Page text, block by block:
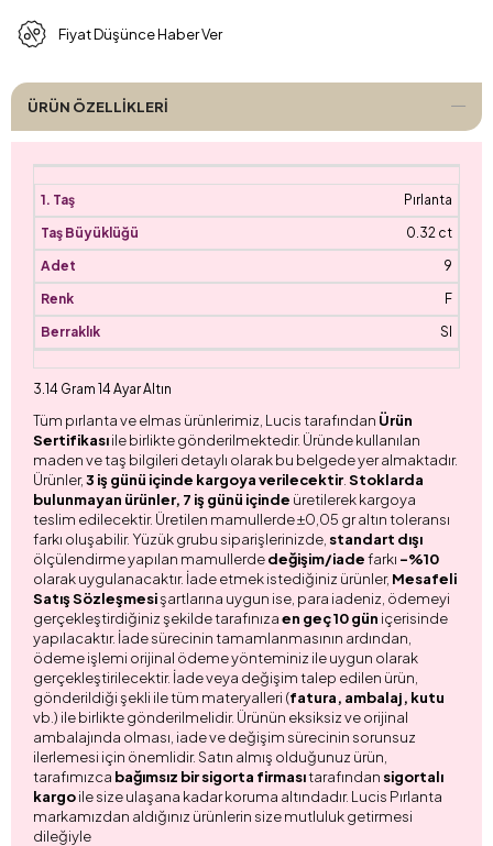
Fiyat Düşünce Haber Ver
ÜRÜN ÖZELLIKLERI
Pırlanta
0.32 ct
9
F
SI
3.14 Gram 14 Ayar Altın
Tüm pırlanta ve elmas ürünlerimiz, Lucis tarafından Ürün
Sertifikasıile birlikte gönderilmektedir. Üründe kullanılan
maden ve taş bilgileri detaylı olarak bu belgede yer almaktadır.
Ürünler,3 iş günü içinde kargoya verilecektir. Stoklarda
bulunmayan ürünler, 7 iş günü içinde üretilerek kargoya
teslim edilecektir. Üretilen mamullerde ±0,05 gr altın toleransı
farkı oluşabilir. Yüzük grubu siparişlerinizde, standart dışı
ölçülendirme yapılan mamullerdedeğişim/iadefarkı -%10
olarak uygulanacaktır. İade etmek istediğiniz ürünler, Mesafeli
Satış Sözleşmesişartlarına uygun ise, para iadeniz, ödemeyi
gerçekleştirdiğiniz şekilde tarafınızaen geç 10 gün içerisinde
yapılacaktır. İade sürecinin tamamlanmasının ardından,
ödeme işlemi orijinal ödeme yönteminiz ile uygun olarak
gerçekleştirilecektir. İade veya değişim talep edilen ürün,
gönderildiği şekli ile tüm materyalleri (fatura, ambalaj, kutu
vb.) ile birlikte gönderilmelidir. Ürünün eksiksiz ve orijinal
ambalajında olması, iade ve değişim sürecinin sorunsuz
ilerlemesi için önemlidir. Satın almış olduğunuz ürün,
tarafımızca bağımsız bir sigorta firmasıtarafından sigortalı
kargoile size ulaşana kadar koruma altındadır. Lucis Pırlanta
markamızdan aldığınız ürünlerin size mutluluk getirmesi
dileğiyle